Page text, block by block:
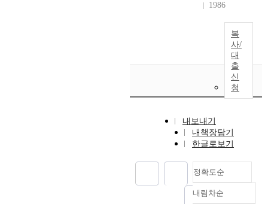
1986
복
사/
대
출
신
청
내보내기
내책장담기
한글로보기
정확도순
정확도
내림차순